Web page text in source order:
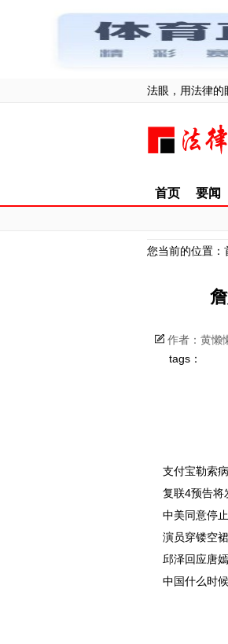
法眼，用法律的
首页 要闻
您当前的位置：
作者：黄懒
tags：
支付宝勒索
复联4预告将
中美同意停
演员穿镂空
邱泽回应唐
中国什么时